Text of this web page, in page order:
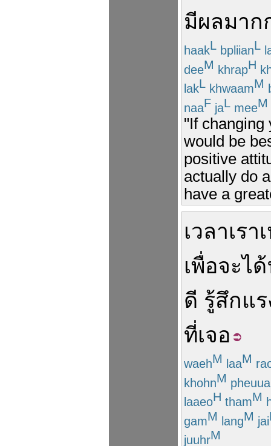
มีผลมาก
haakL bpliianL
deeM khrapH
lakL khwaamM
naaF jaL meeM
"If changing
would be
positive
actually do
have a
เวลาเรา
เพื่อจะได้
ดี รู้สึกแร
ที่เจอ
waehM laaM
khohnM pheuua
laaeoH thamM
gamM langM jai
juuhrM